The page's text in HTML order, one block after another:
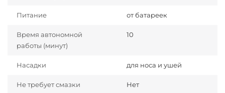
Питание от батареек
Время автономной
работы (минут)
10
Насадки для носа и ушей
Не требует смазки Нет